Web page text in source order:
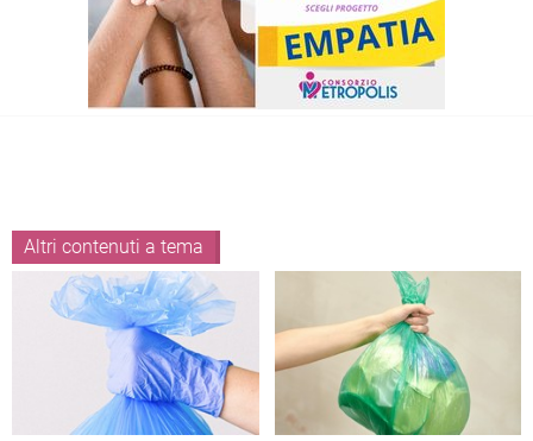
Altri contenuti a tema